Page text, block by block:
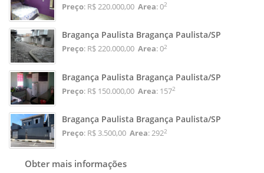
Preço: R$ 220.000,00 Area: 02
Bragança Paulista Bragança Paulista/SP
Preço: R$ 220.000,00 Area: 02
Bragança Paulista Bragança Paulista/SP
Preço: R$ 150.000,00 Area: 1572
Bragança Paulista Bragança Paulista/SP
Preço: R$ 3.500,00 Area: 2922
Obter mais informações